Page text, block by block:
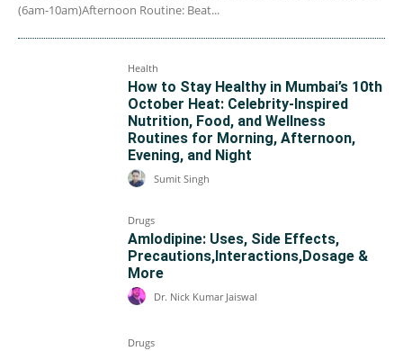
(6am-10am)Afternoon Routine: Beat...
Health
How to Stay Healthy in Mumbai’s 10th
October Heat: Celebrity-Inspired
Nutrition, Food, and Wellness
Routines for Morning, Afternoon,
Evening, and Night
Sumit Singh
Drugs
Amlodipine: Uses, Side Effects,
Precautions,Interactions,Dosage &
More
Dr. Nick Kumar Jaiswal
Drugs